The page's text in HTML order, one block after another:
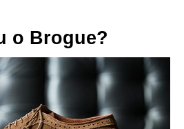
o Brogue?